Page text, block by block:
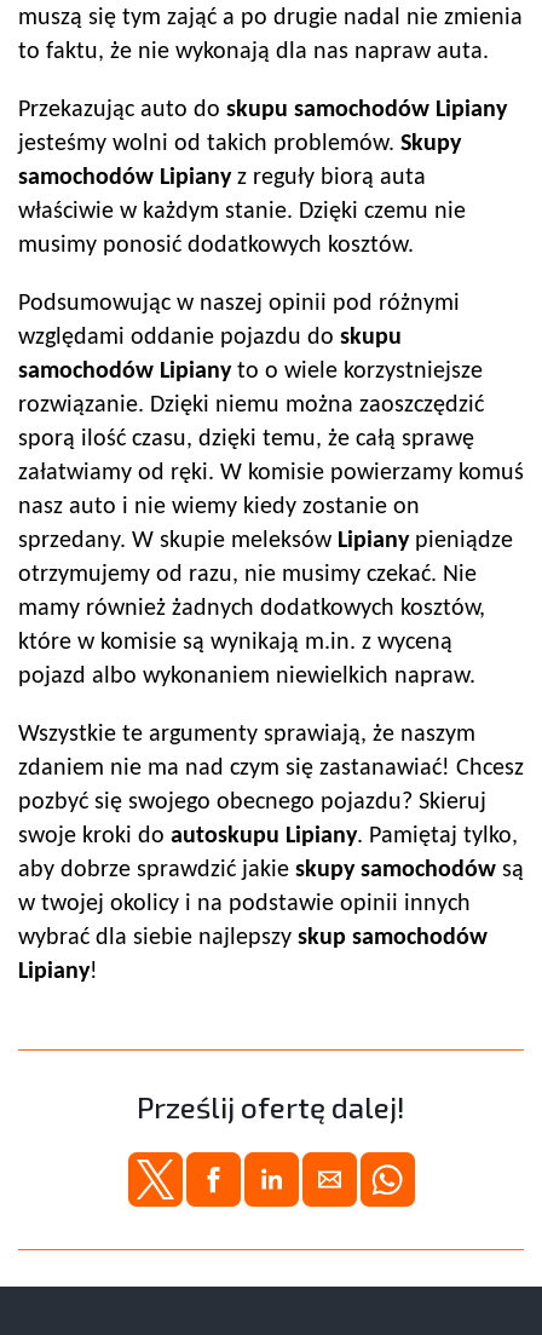
muszą się tym zająć a po drugie nadal nie zmienia
to faktu, że nie wykonają dla nas napraw auta.
Przekazując auto do skupu samochodów Lipiany
jesteśmy wolni od takich problemów. Skupy
samochodów Lipianyz reguły biorą auta
właściwie w każdym stanie. Dzięki czemu nie
musimy ponosić dodatkowych kosztów.
Podsumowując w naszej opinii pod różnymi
względami oddanie pojazdu do skupu
samochodów Lipianyto o wiele korzystniejsze
rozwiązanie. Dzięki niemu można zaoszczędzić
sporą ilość czasu, dzięki temu, że całą sprawę
załatwiamy od ręki. W komisie powierzamy komuś
nasz auto i nie wiemy kiedy zostanie on
sprzedany. W skupie meleksów Lipianypieniądze
otrzymujemy od razu, nie musimy czekać. Nie
mamy również żadnych dodatkowych kosztów,
które w komisie są wynikają m.in. z wyceną
pojazd albo wykonaniem niewielkich napraw.
Wszystkie te argumenty sprawiają, że naszym
zdaniem nie ma nad czym się zastanawiać! Chcesz
pozbyć się swojego obecnego pojazdu? Skieruj
swoje kroki do autoskupu Lipiany. Pamiętaj tylko,
aby dobrze sprawdzić jakie skupy samochodów są
w twojej okolicy i na podstawie opinii innych
wybrać dla siebie najlepszy skup samochodów
Lipiany!
Prześlij ofertę dalej!